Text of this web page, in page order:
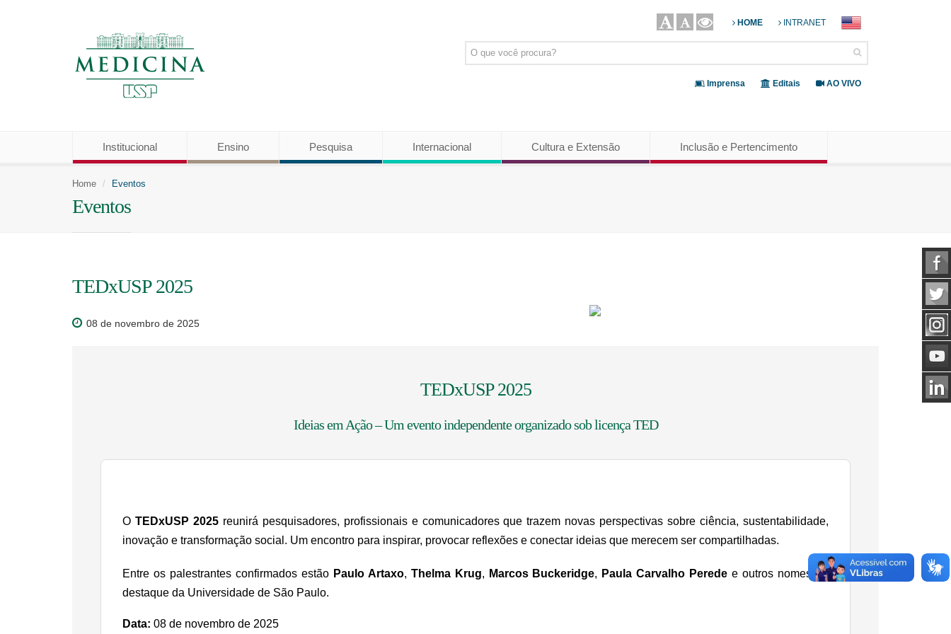
HOME INTRANET
Imprensa Editais AO VIVO
Institucional Ensino Pesquisa Internacional Cultura e Extensão Inclusão e Pertencimento
Home Eventos
Eventos
TEDxUSP 2025
08 de novembro de 2025
TEDxUSP 2025
Ideias em Ação – Um evento independente organizado sob licença TED
O TEDxUSP 2025reunirá pesquisadores, profissionais e comunicadores que trazem novas perspectivas sobre ciência, sustentabilidade,
inovação e transformação social. Um encontro para inspirar, provocar reflexões e conectar ideias que merecem ser compartilhadas.
Entre os palestrantes confirmados estão Paulo Artaxo, Thelma Krug, Marcos Buckeridge, Paula Carvalho Perede e outros nomes de
destaque da Universidade de São Paulo.
Data: 08 de novembro de 2025